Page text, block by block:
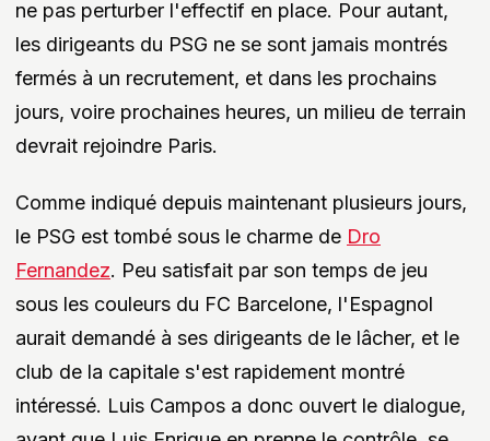
ne pas perturber l'effectif en place. Pour autant,
les dirigeants du PSG ne se sont jamais montrés
fermés à un recrutement, et dans les prochains
jours, voire prochaines heures, un milieu de terrain
devrait rejoindre Paris.
Comme indiqué depuis maintenant plusieurs jours,
le PSG est tombé sous le charme de Dro
Fernandez. Peu satisfait par son temps de jeu
sous les couleurs du FC Barcelone, l'Espagnol
aurait demandé à ses dirigeants de le lâcher, et le
club de la capitale s'est rapidement montré
intéressé. Luis Campos a donc ouvert le dialogue,